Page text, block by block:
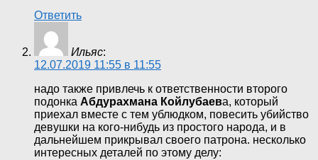
Ответить
Ильяс:
12.07.2019 11:55 в 11:55
надо также привлечь к ответственности второго
подонка Абдурахмана Койлубаева, который
приехал вместе с тем ублюдком, повесить убийство
девушки на кого-нибудь из простого народа, и в
дальнейшем прикрывал своего патрона. несколько
интересных деталей по этому делу: